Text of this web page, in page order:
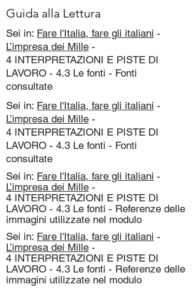
Guida alla Lettura
Sei in: Fare l'Italia, fare gli italiani -
L’impresa dei Mille -
4 INTERPRETAZIONI E PISTE DI
LAVORO - 4.3 Le fonti - Fonti
consultate
Sei in: Fare l'Italia, fare gli italiani -
L’impresa dei Mille -
4 INTERPRETAZIONI E PISTE DI
LAVORO - 4.3 Le fonti - Fonti
consultate
Sei in: Fare l'Italia, fare gli italiani -
L’impresa dei Mille -
4 INTERPRETAZIONI E PISTE DI
LAVORO - 4.3 Le fonti - Referenze delle
immagini utilizzate nel modulo
Sei in: Fare l'Italia, fare gli italiani -
L’impresa dei Mille -
4 INTERPRETAZIONI E PISTE DI
LAVORO - 4.3 Le fonti - Referenze delle
immagini utilizzate nel modulo